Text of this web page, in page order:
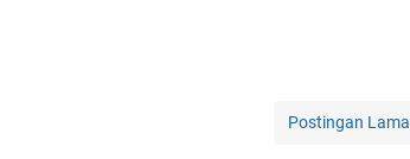
Postingan Lama